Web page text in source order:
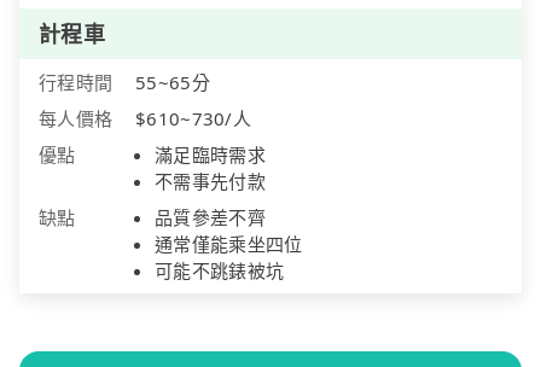
計程車
行程時間
55~65分
每人價格
$610~730/人
優點
滿足臨時需求
不需事先付款
缺點
品質參差不齊
通常僅能乘坐四位
可能不跳錶被坑